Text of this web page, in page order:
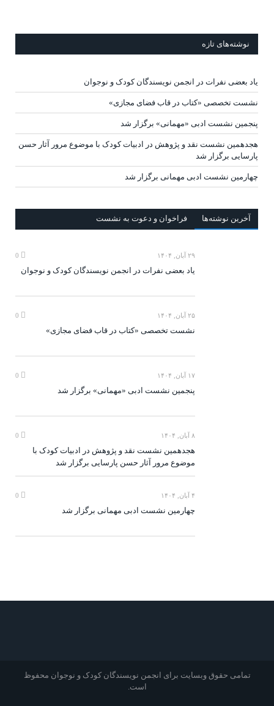
نوشته‌های تازه
یاد بعضی نفرات در انجمن نویسندگان کودک و نوجوان
نشست تخصصی «کتاب در قاب فضای مجازی»
پنجمین نشست ادبی «مهمانی» برگزار شد
هجدهمین نشست نقد و پژوهش در ادبیات کودک با موضوع مرور آثار حسن
پارسایی برگزار شد
چهارمین نشست ادبی مهمانی برگزار شد
آخرين‌ نوشته‌ها فراخوان و دعوت به نشست
۲۹ آبان, ۱۴۰۴
یاد بعضی نفرات در انجمن نویسندگان کودک و نوجوان
۲۵ آبان, ۱۴۰۴
نشست تخصصی «کتاب در قاب فضای مجازی»
۱۷ آبان, ۱۴۰۴
پنجمین نشست ادبی «مهمانی» برگزار شد
۸ آبان, ۱۴۰۴
هجدهمین نشست نقد و پژوهش در ادبیات کودک با
موضوع مرور آثار حسن پارسایی برگزار شد
۴ آبان, ۱۴۰۴
چهارمین نشست ادبی مهمانی برگزار شد
تمامی حقوق وبسایت برای انجمن نویسندگان کودک و نوجوان محفوظ
است.